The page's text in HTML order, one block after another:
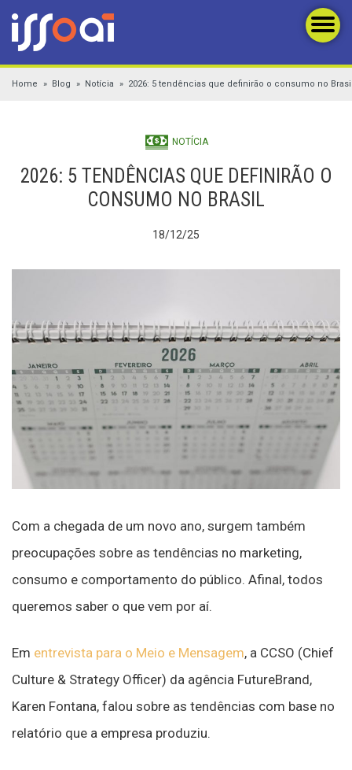
Home Blog Notícia 2026: 5 tendências que definirão o consumo no
NOTÍCIA
2026: 5 TENDÊNCIAS QUE DEFINIRÃO O
CONSUMO NO BRASIL
18/12/25
Com a chegada de um novo ano, surgem também
preocupações sobre as tendências no marketing,
consumo e comportamento do público. Afinal, todos
queremos saber o que vem por aí.
Em entrevista para o Meio e Mensagem, a CCSO (Chief
Culture & Strategy Officer) da agência FutureBrand,
Karen Fontana, falou sobre as tendências com base no
relatório que a empresa produziu.